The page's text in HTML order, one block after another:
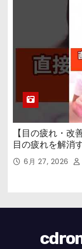
【目の疲れ・改
目の疲れを解消
市の女性・美容
6月 27, 2026